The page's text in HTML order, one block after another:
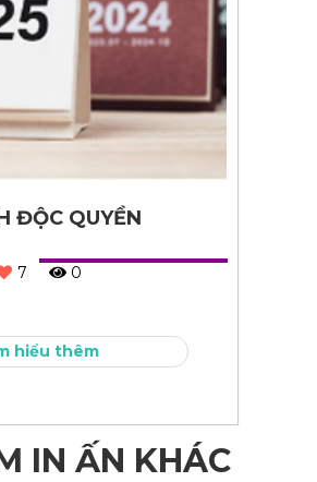
ĐỘC QUYỀN
7 0
hiểu thêm
IN ẤN KHÁC